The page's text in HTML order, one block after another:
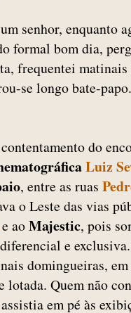
senhor, enquanto
formal bom dia,
frequentei
se longo bate-papo.
do
Luiz
, entre as ruas
o Leste das vias
e aoMajestic, pois
e
domingueiras, em
lotada. Quem não
em pé às